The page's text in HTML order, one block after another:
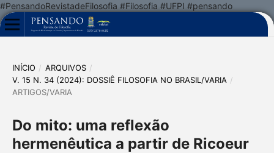
#PensandoRevistadeFilosofia #Filosofia #UFPI #pensando
INÍCIO / ARQUIVOS /
V. 15 N. 34 (2024): DOSSIÊ FILOSOFIA NO BRASIL/VARIA /
ARTIGOS/VARIA
Do mito: uma reflexão
hermenêutica a partir de Ricoeur